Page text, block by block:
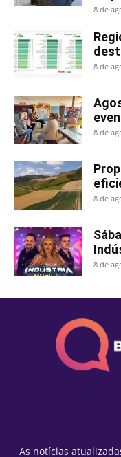
8 de
8 de
8 de
8 de
8 de
As notícias